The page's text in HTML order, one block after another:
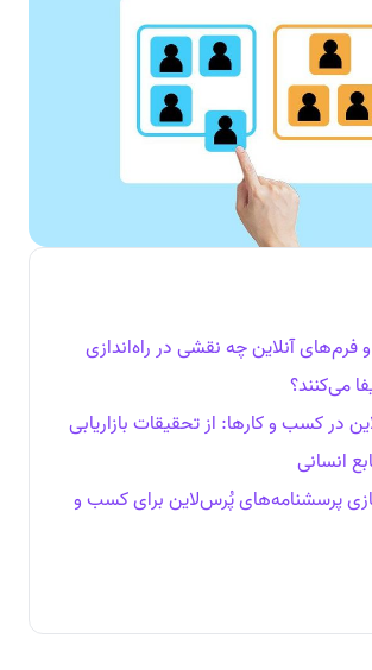
فرم‌های آنلاین چه نقشی در راه‌اندازی
می‌کنند؟
در کسب و کارها: از تحقیقات بازاریابی
انسانی
پرسشنامه‌های پُرس‌لاین برای کسب و